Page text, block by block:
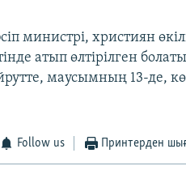
министрі, християн
атып өлтірілген
маусымның 13-де,
Follow us Принтерден